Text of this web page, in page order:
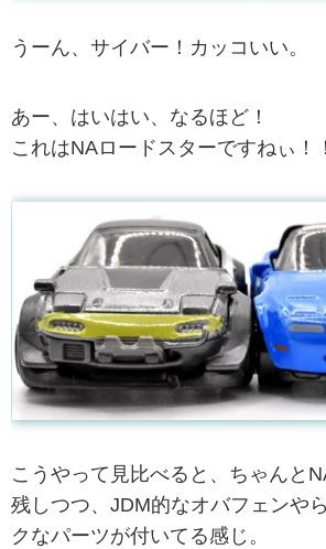
うーん、サイバー！カッコいい。
あー、はいはい、なるほど！
これはNAロードスターですねぃ！
こうやって見比べると、ちゃんと
残しつつ、JDM的なオバフェンや
クなパーツが付いてる感じ。